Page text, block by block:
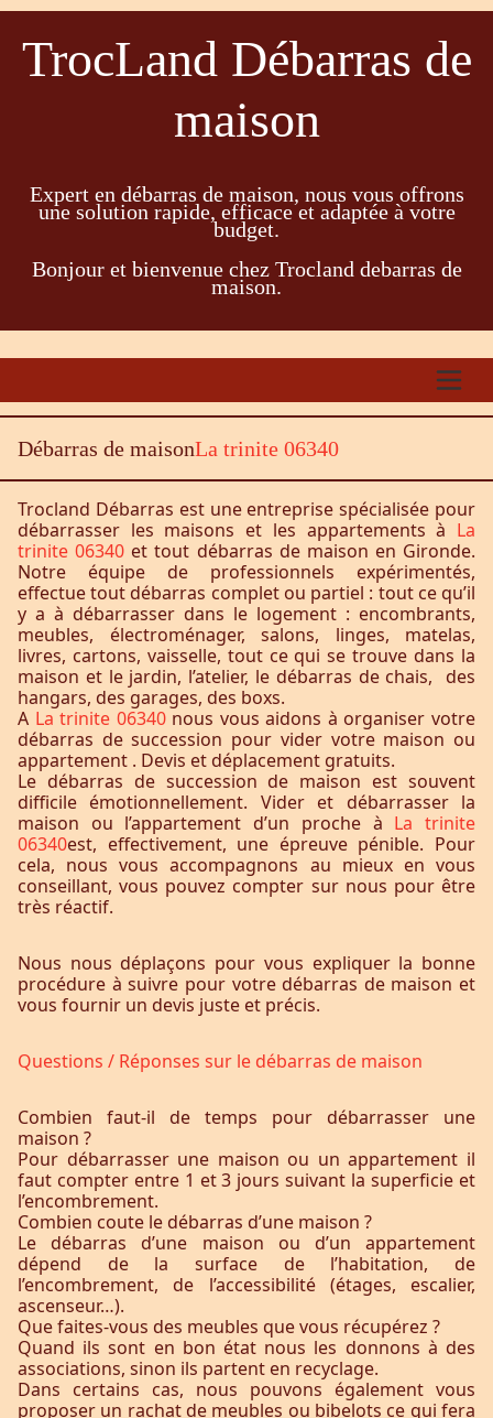
TrocLand Débarras de
maison
Expert en débarras de maison, nous vous offrons
une solution rapide, efficace et adaptée à votre
budget.
Bonjour et bienvenue chez Trocland debarras de
maison.
Débarras de maisonLa trinite 06340
Trocland Débarras est une entreprise spécialisée pour
débarrasser les maisons et les appartements à La
trinite 06340 et tout débarras de maison en Gironde.
Notre équipe de professionnels expérimentés,
effectue tout débarras complet ou partiel : tout ce qu’il
y a à débarrasser dans le logement : encombrants,
meubles, électroménager, salons, linges, matelas,
livres, cartons, vaisselle, tout ce qui se trouve dans la
maison et le jardin, l’atelier, le débarras de chais, des
hangars, des garages, des boxs.
A La trinite 06340 nous vous aidons à organiser votre
débarras de succession pour vider votre maison ou
appartement . Devis et déplacement gratuits.
Le débarras de succession de maison est souvent
difficile émotionnellement. Vider et débarrasser la
maison ou l’appartement d’un proche à La trinite
06340est, effectivement, une épreuve pénible. Pour
cela, nous vous accompagnons au mieux en vous
conseillant, vous pouvez compter sur nous pour être
très réactif.
Nous nous déplaçons pour vous expliquer la bonne
procédure à suivre pour votre débarras de maison et
vous fournir un devis juste et précis.
Questions / Réponses sur le débarras de maison
Combien faut-il de temps pour débarrasser une
maison ?
Pour débarrasser une maison ou un appartement il
faut compter entre 1 et 3 jours suivant la superficie et
l’encombrement.
Combien coute le débarras d’une maison ?
Le débarras d’une maison ou d’un appartement
dépend de la surface de l’habitation, de
l’encombrement, de l’accessibilité (étages, escalier,
ascenseur…).
Que faites-vous des meubles que vous récupérez ?
Quand ils sont en bon état nous les donnons à des
associations, sinon ils partent en recyclage.
Dans certains cas, nous pouvons également vous
proposer un rachat de meubles ou bibelots ce qui fera